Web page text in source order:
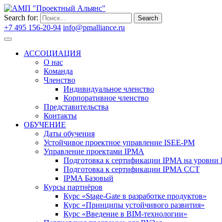
Search for: Search
+7 495 156-20-94 info@pmalliance.ru
АССОЦИАЦИЯ
О нас
Команда
Членство
Индивидуальное членство
Корпоративное членство
Представительства
Контакты
ОБУЧЕНИЕ
Даты обучения
Устойчивое проектное управление ISEE-PM
Управление проектами IPMA
Подготовка к сертификации IPMA на уровни
Подготовка к сертификации IPMA CCT
IPMA Базовый
Курсы партнёров
Курс «Stage-Gate в разработке продуктов»
Курс «Принципы устойчивого развития»
Курс «Введение в BIM-технологии»